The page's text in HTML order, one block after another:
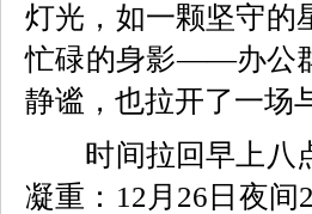
灯光，如一颗坚守的
忙碌的身影——办公
静谧，也拉开了一场
时间拉回早上八点
凝重：12月26日夜间